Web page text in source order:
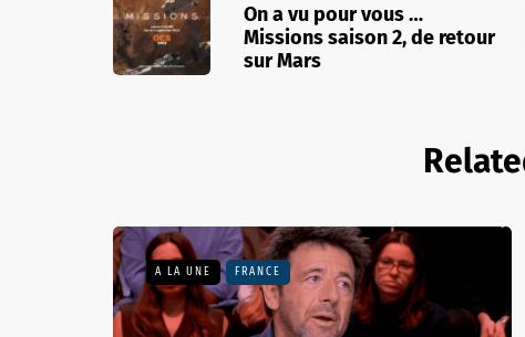
On a vu pour vous …
Missions saison 2, de retour
sur Mars
A LA UNE FRANCE